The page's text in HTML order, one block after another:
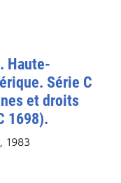
Haute-
Série C
et droits
1698).
1983